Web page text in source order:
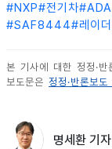
#NXP#전기차#
#SAF8444#레이
본 기사에 대한 정정·반
보도문은 정정·반론보도
명세환 기자